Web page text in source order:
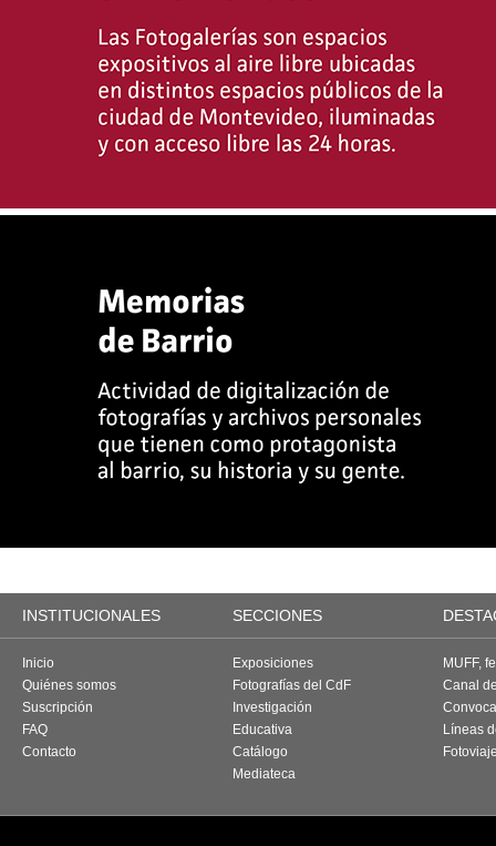
INSTITUCIONALES SECCIONES
Inicio
Quiénes somos
Suscripción
FAQ
Contacto
Exposiciones
Fotografías del CdF
Investigación
Educativa
Catálogo
Mediateca
MUFF,
Canal
Líneas